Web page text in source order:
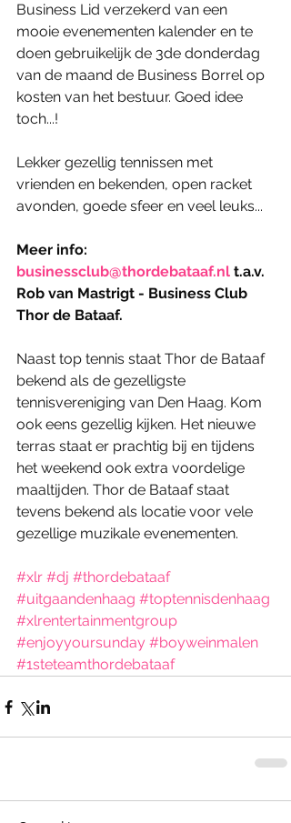
Business Lid verzekerd van een
mooie evenementen kalender en te
doen gebruikelijk de 3de donderdag
van de maand de Business Borrel op
kosten van het bestuur. Goed idee
toch...!
Lekker gezellig tennissen met
vrienden en bekenden, open racket
avonden, goede sfeer en veel leuks...
Meer info:
businessclub@thordebataaf.nl t.a.v.
Rob van Mastrigt - Business Club
Thor de Bataaf.
Naast top tennis staat Thor de Bataaf
bekend als de gezelligste
tennisvereniging van Den Haag. Kom
ook eens gezellig kijken. Het nieuwe
terras staat er prachtig bij en tijdens
het weekend ook extra voordelige
maaltijden. Thor de Bataaf staat
tevens bekend als locatie voor vele
gezellige muzikale evenementen.
#xlr #dj #thordebataaf
#uitgaandenhaag #toptennisdenhaag
#xlrentertainmentgroup
#enjoyyoursunday #boyweinmalen
#1steteamthordebataaf